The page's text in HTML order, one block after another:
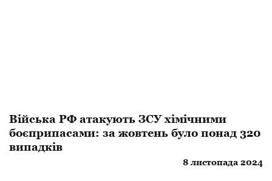
​Війська РФ атакують ЗСУ хімічними
боєприпасами: за жовтень було понад 320
випадків
8 листопада 2024